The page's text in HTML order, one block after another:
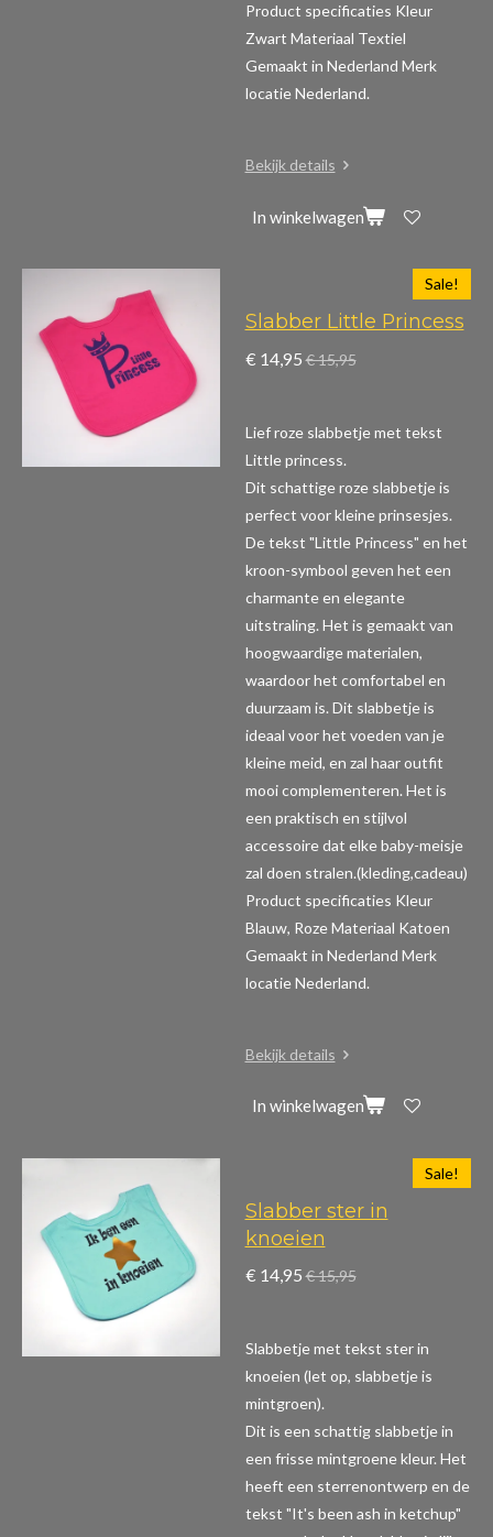
Product specificaties Kleur
Zwart Materiaal Textiel
Gemaakt in Nederland Merk
locatie Nederland.
Bekijk details
In winkelwagen
Sale!
Slabber Little Princess
€ 14,95 € 15,95
Lief roze slabbetje met tekst
Little princess.
Dit schattige roze slabbetje is
perfect voor kleine prinsesjes.
De tekst "Little Princess" en het
kroon-symbool geven het een
charmante en elegante
uitstraling. Het is gemaakt van
hoogwaardige materialen,
waardoor het comfortabel en
duurzaam is. Dit slabbetje is
ideaal voor het voeden van je
kleine meid, en zal haar outfit
mooi complementeren. Het is
een praktisch en stijlvol
accessoire dat elke baby-meisje
zal doen stralen.(kleding,cadeau)
Product specificaties Kleur
Blauw, Roze Materiaal Katoen
Gemaakt in Nederland Merk
locatie Nederland.
Bekijk details
In winkelwagen
Sale!
Slabber ster in
knoeien
€ 14,95 € 15,95
Slabbetje met tekst ster in
knoeien (let op, slabbetje is
mintgroen).
Dit is een schattig slabbetje in
een frisse mintgroene kleur. Het
heeft een sterrenontwerp en de
tekst "It's been ash in ketchup"